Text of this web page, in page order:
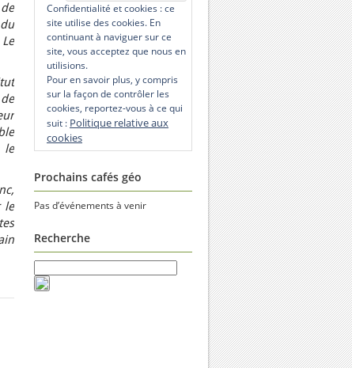
le
le
Confidentialité et cookies : ce
site utilise des cookies. En
continuant à naviguer sur ce
site, vous acceptez que nous en
utilisions.
Pour en savoir plus, y compris
sur la façon de contrôler les
cookies, reportez-vous à ce qui
suit : Politique relative aux
cookies
Prochains cafés géo
Pas d’événements à venir
Recherche